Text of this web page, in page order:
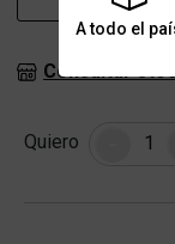
A todo el
Consultar
Quiero Cantidad